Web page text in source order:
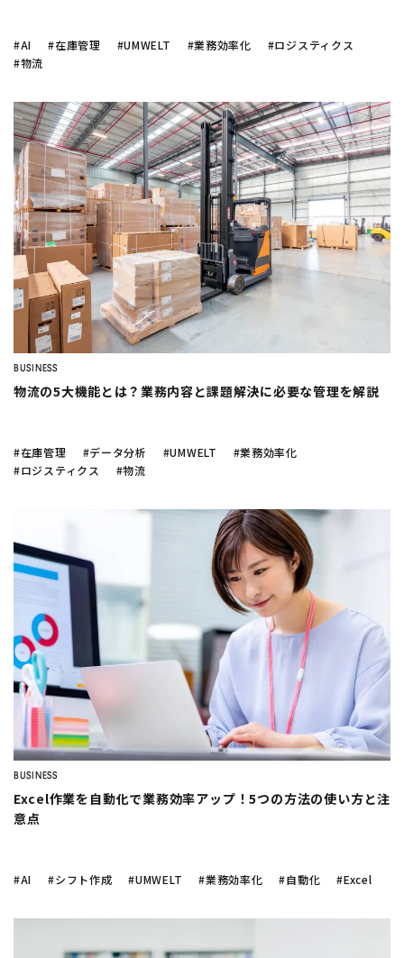
#AI #在庫管理 #UMWELT #業務効率化
#ロジスティクス
#物流
BUSINESS
物流の5大機能とは？業務内容と課題解決に必要な管理を解説
#在庫管理 #データ分析 #UMWELT
#業務効率化
#ロジスティクス
#物流
BUSINESS
Excel作業を自動化で業務効率アップ！5つの方法の使い方と注
意点
#AI #シフト作成 #UMWELT #業務効率化 #自動化 #Excel